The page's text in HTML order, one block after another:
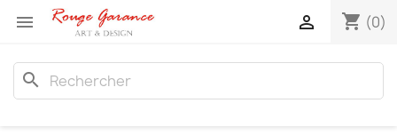
 shopping_cart (0)

search